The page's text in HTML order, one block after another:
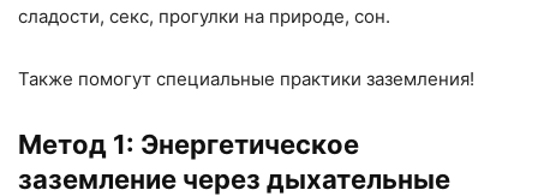
сладости, секс, прогулки на природе, сон.
Также помогут специальные практики заземления!
Метод 1: Энергетическое
заземление через дыхательные